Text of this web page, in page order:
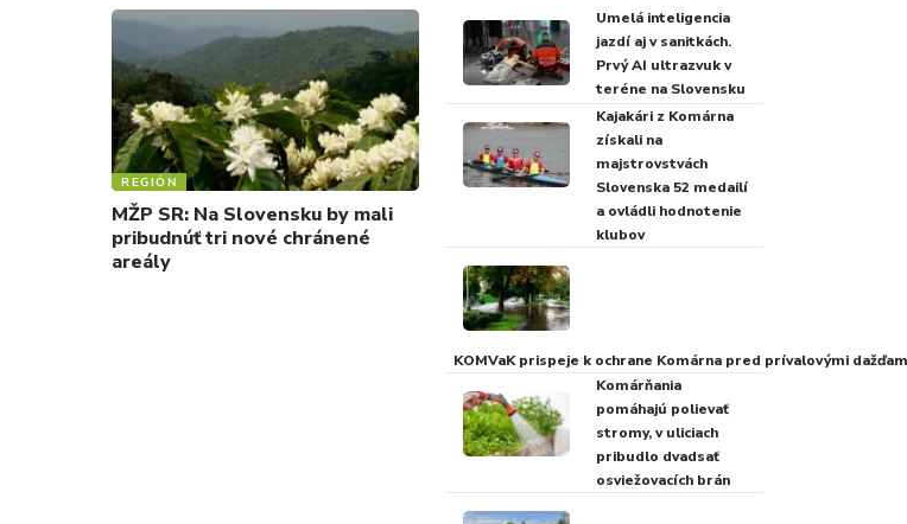
REGIÓN
MŽP SR: Na Slovensku by mali
pribudnúť tri nové chránené
areály
Umelá inteligencia
jazdí aj v sanitkách.
Prvý AI ultrazvuk v
teréne na Slovensku
Kajakári z Komárna
získali na
majstrovstvách
Slovenska 52 medailí
a ovládli hodnotenie
klubov
KOMVaK prispeje k ochrane Komárna pred prívalovými
Komárňania
pomáhajú polievať
stromy, v uliciach
pribudlo dvadsať
osviežovacích brán